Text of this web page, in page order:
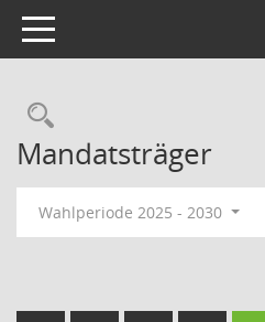
Toggle navigation
Rechercheauswahl
Mandatsträger
Wahlperiode 2025 - 2030